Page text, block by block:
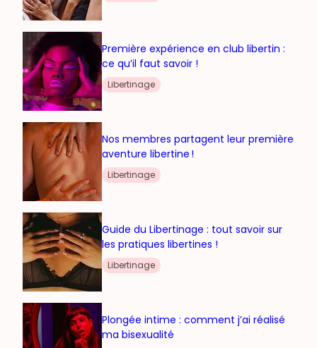
Première expérience en club libertin :
ce qu’il faut savoir !
Libertinage
Nos membres partagent leur première
aventure libertine !
Libertinage
Guide du Libertinage : tout savoir sur
les pratiques libertines !
Libertinage
Plongée intime : comment j’ai réalisé
ma bisexualité